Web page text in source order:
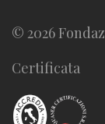
© 2026
Certificata